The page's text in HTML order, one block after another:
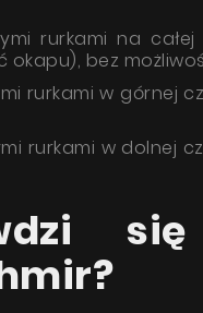
rurkami na
okapu), bez
rurkami w górnej
rurkami w dolnej